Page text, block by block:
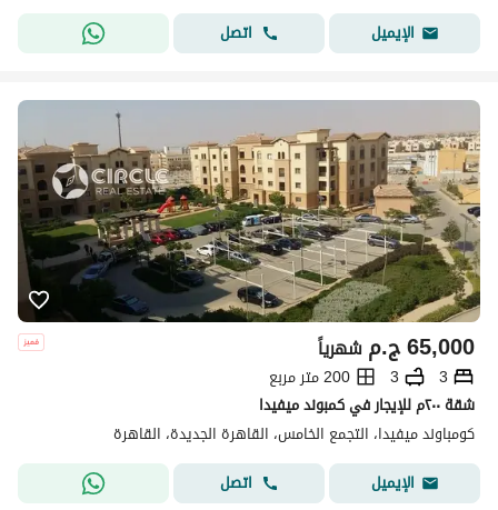
الإيميل
اتصل
ج.م65,000 شهرياً
3
3
200 متر مربع
شقة ٢٠٠م للإيجار في كمبوند ميفيدا
كومباوند ميفيدا، التجمع الخامس، القاهرة الجديدة، القاهرة
الإيميل
اتصل